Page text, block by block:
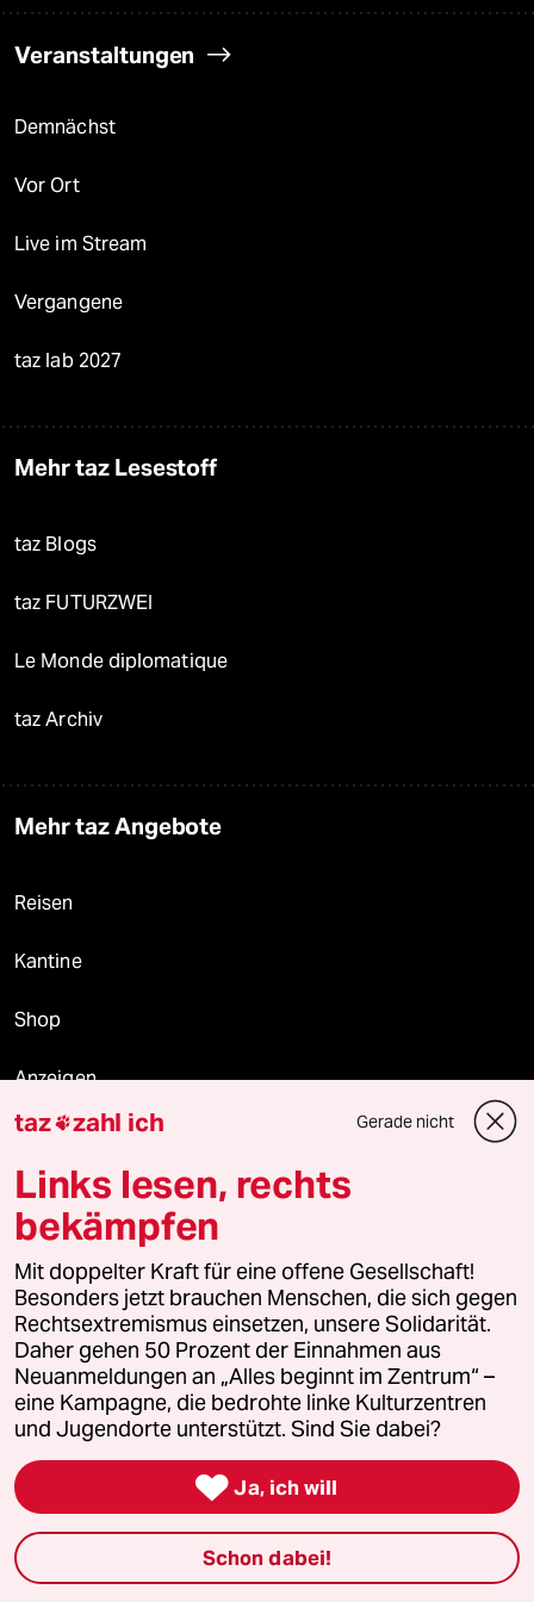
Veranstaltungen
Demnächst
Vor Ort
Live im Stream
Vergangene
taz lab 2027
Mehr taz Lesestoff
taz Blogs
taz FUTURZWEI
Le Monde diplomatique
taz Archiv
Mehr taz Angebote
Reisen
Kantine
Shop
Anzeigen
Fragen & Hilfe
Feedback
Aboservice
ePaper Login
Downloads für Abonnierende
© 2026 taz Verlags und Vertriebs GmbH
Alle Rechte vorbehalten. Bei rechtlichen Fragen oder für Genehmigungen
wenden Sie sich bitte anlizenzen@taz.de
taz zahl ich Gerade nicht
Links lesen, rechts
bekämpfen
Mit doppelter Kraft für eine offene Gesellschaft!
Besonders jetzt brauchen Menschen, die sich gegen
Rechtsextremismus einsetzen, unsere Solidarität.
Daher gehen 50 Prozent der Einnahmen aus
Neuanmeldungen an „Alles beginnt im Zentrum“ –
eine Kampagne, die bedrohte linke Kulturzentren
und Jugendorte unterstützt. Sind Sie dabei?
 Ja, ich will
Schon dabei!